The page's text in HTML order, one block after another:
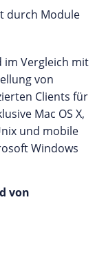
durch Module
im Vergleich mit
von
Clients für
Mac OS X,
und mobile
Windows
von